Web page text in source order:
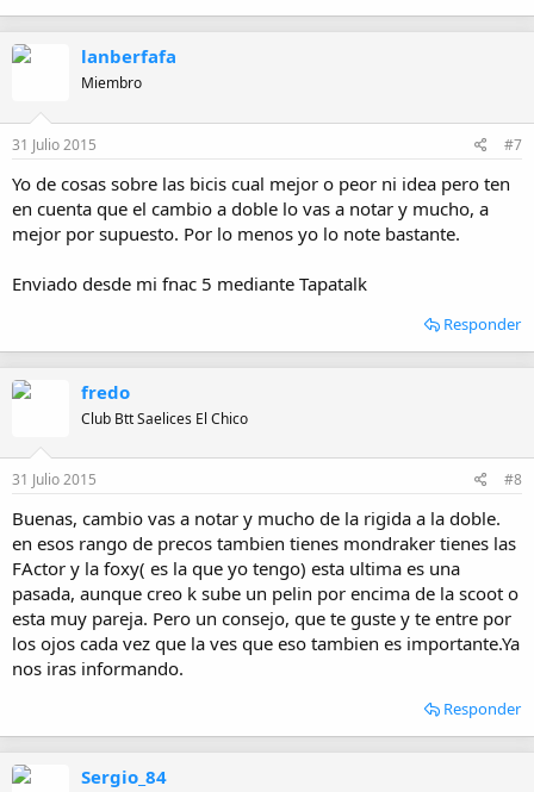
lanberfafa
Miembro
31 Julio 2015 #7
Yo de cosas sobre las bicis cual mejor o peor ni idea pero ten
en cuenta que el cambio a doble lo vas a notar y mucho, a
mejor por supuesto. Por lo menos yo lo note bastante.
Enviado desde mi fnac 5 mediante Tapatalk
Responder
fredo
Club Btt Saelices El Chico
31 Julio 2015 #8
Buenas, cambio vas a notar y mucho de la rigida a la doble.
en esos rango de precos tambien tienes mondraker tienes las
FActor y la foxy( es la que yo tengo) esta ultima es una
pasada, aunque creo k sube un pelin por encima de la scoot o
esta muy pareja. Pero un consejo, que te guste y te entre por
los ojos cada vez que la ves que eso tambien es importante.Ya
nos iras informando.
Responder
Sergio_84